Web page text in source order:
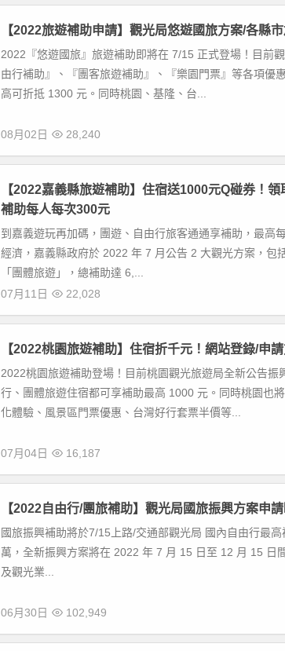
【2022旅遊補助申請】觀光局悠遊國旅方案/各縣
2022『悠遊國旅』旅遊補助即將在 7/15 正式登場！目前
由行補助』、『團客旅遊補助』、『樂園門票』等各項優
高可折抵 1300 元。同時桃園、基隆、台...
08月02日 28,240
【2022嘉義縣旅遊補助】住宿送1000元Q碰券！
補助每人每次300元
到嘉義遊玩再加碼，團遊、自由行旅客通通享補助，最高
經濟，嘉義縣政府於 2022 年 7 月公告 2 大觀光方案，包
「團體旅遊」，總補助達 6,...
07月11日
22,028
【2022桃園旅遊補助】住宿折千元！網站登錄/申
2022桃園旅遊補助登場！目前桃園觀光旅遊局全新公告振
行、團體旅遊住宿都可享補助最高 1000 元。同時桃園也
化體驗、風景區門票優惠、台灣好行套票半價等...
07月04日 16,187
【2022自由行/團旅補助】觀光局國旅振興方案申
國旅振興補助將於7/15上路/交通部觀光局 國內自由行最
萬，全新振興方案將在 2022 年 7 月 15 日至 12 月 15 日
及觀光業...
06月30日 102,949